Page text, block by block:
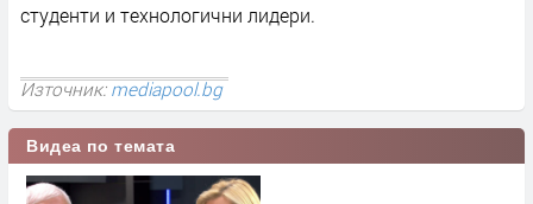
студенти и технологични лидери.
Източник:mediapool.bg
Видеа по темата